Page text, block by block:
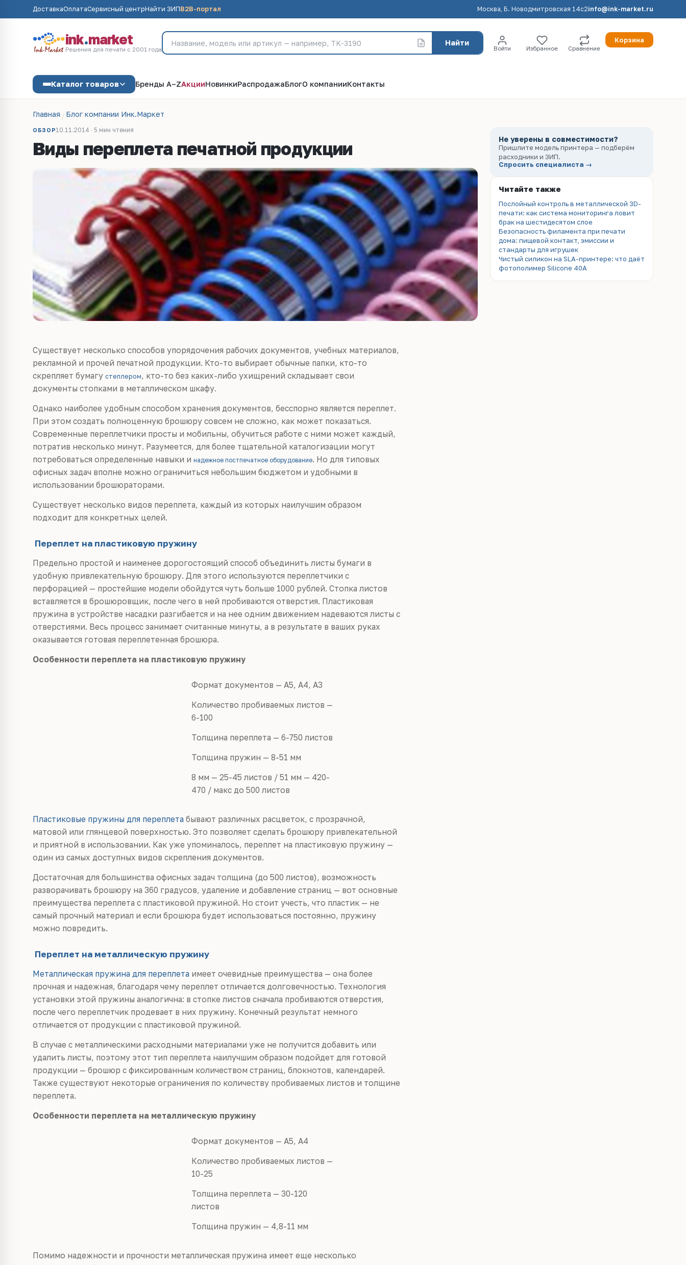
ДоставкаОплатаСервисный центрНайти ЗИПB2B-портал Москва, Б. Новодмитровская 14с2info@ink-market.ru
ink.market
Решения для печати с 2001 года
Найти
Войти Избранное Сравнение
Корзина
Каталог товаров Бренды A–ZАкцииНовинкиРаспродажаБлогО компанииКонтакты
Главная Блог компании Инк.Маркет
ОБЗОР10.11.2014 · 5 мин чтения
Виды переплета печатной продукции
Существует несколько способов упорядочения рабочих документов, учебных материалов,
рекламной и прочей печатной продукции. Кто-то выбирает обычные папки, кто-то
скрепляет бумагу степлером, кто-то без каких-либо ухищрений складывает свои
документы стопками в металлическом шкафу.
Однако наиболее удобным способом хранения документов, бесспорно является переплет.
При этом создать полноценную брошюру совсем не сложно, как может показаться.
Современные переплетчики просты и мобильны, обучиться работе с ними может каждый,
потратив несколько минут. Разумеется, для более тщательной каталогизации могут
потребоваться определенные навыки и надежное постпечатное оборудование. Но для типовых
офисных задач вполне можно ограничиться небольшим бюджетом и удобными в
использовании брошюраторами.
Существует несколько видов переплета, каждый из которых наилучшим образом
подходит для конкретных целей.
Переплет на пластиковую пружину
Предельно простой и наименее дорогостоящий способ объединить листы бумаги в
удобную привлекательную брошюру. Для этого используются переплетчики с
перфорацией — простейшие модели обойдутся чуть больше 1000 рублей. Стопка листов
вставляется в брошюровщик, после чего в ней пробиваются отверстия. Пластиковая
пружина в устройстве насадки разгибается и на нее одним движением надеваются листы с
отверстиями. Весь процесс занимает считанные минуты, а в результате в ваших руках
оказывается готовая переплетенная брошюра.
Особенности переплета на пластиковую пружину
Формат документов — А5, А4, А3
Количество пробиваемых листов —
6-100
Толщина переплета — 6-750 листов
Толщина пружин — 8-51 мм
8 мм — 25-45 листов / 51 мм — 420-
470 / макс до 500 листов
Пластиковые пружины для переплета бывают различных расцветок, с прозрачной,
матовой или глянцевой поверхностью. Это позволяет сделать брошюру привлекательной
и приятной в использовании. Как уже упоминалось, переплет на пластиковую пружину —
один из самых доступных видов скрепления документов.
Достаточная для большинства офисных задач толщина (до 500 листов), возможность
разворачивать брошюру на 360 градусов, удаление и добавление страниц — вот основные
преимущества переплета с пластиковой пружиной. Но стоит учесть, что пластик — не
самый прочный материал и если брошюра будет использоваться постоянно, пружину
можно повредить.
Переплет на металлическую пружину
Металлическая пружина для переплета имеет очевидные преимущества — она более
прочная и надежная, благодаря чему переплет отличается долговечностью. Технология
установки этой пружины аналогична: в стопке листов сначала пробиваются отверстия,
после чего переплетчик продевает в них пружину. Конечный результат немного
отличается от продукции с пластиковой пружиной.
В случае с металлическими расходными материалами уже не получится добавить или
удалить листы, поэтому этот тип переплета наилучшим образом подойдет для готовой
продукции — брошюр с фиксированным количеством страниц, блокнотов, календарей.
Также существуют некоторые ограничения по количеству пробиваемых листов и толщине
переплета.
Особенности переплета на металлическую пружину
Формат документов — А5, А4
Количество пробиваемых листов —
10-25
Толщина переплета — 30-120
листов
Толщина пружин — 4,8-11 мм
Помимо надежности и прочности металлическая пружина имеет еще несколько
Не уверены в совместимости?
Пришлите модель принтера — подберём
расходники и ЗИП.
Спросить специалиста →
Читайте также
Послойный контроль в металлической 3D-
печати: как система мониторинга ловит
брак на шестидесятом слое
Безопасность филамента при печати
дома: пищевой контакт, эмиссии и
стандарты для игрушек
Чистый силикон на SLA-принтере: что даёт
фотополимер Silicone 40A